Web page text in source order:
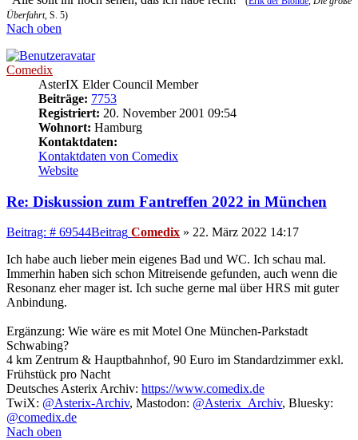
Überfahrt, S. 5)
Nach oben
Comedix
AsterIX Elder Council Member
Beiträge: 7753
Registriert: 20. November 2001 09:54
Wohnort: Hamburg
Kontaktdaten:
Kontaktdaten von Comedix
Website
Re: Diskussion zum Fantreffen 2022 in München
Beitrag: # 69544Beitrag Comedix » 22. März 2022 14:17
Ich habe auch lieber mein eigenes Bad und WC. Ich schau mal.
Immerhin haben sich schon Mitreisende gefunden, auch wenn die
Resonanz eher mager ist. Ich suche gerne mal über HRS mit guter
Anbindung.
Ergänzung: Wie wäre es mit Motel One München-Parkstadt
Schwabing?
4 km Zentrum & Hauptbahnhof, 90 Euro im Standardzimmer exkl.
Frühstück pro Nacht
Deutsches Asterix Archiv: https://www.comedix.de
TwiX: @Asterix-Archiv, Mastodon: @Asterix_Archiv, Bluesky:
@comedix.de
Nach oben